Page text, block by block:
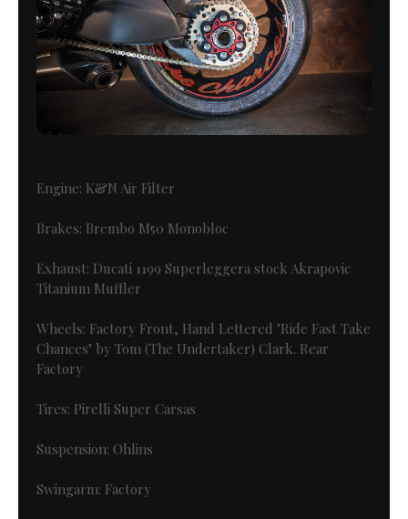
Engine: K&N Air Filter
Brakes: Brembo M50 Monobloc
Exhaust: Ducati 1199 Superleggera stock Akrapovic
Titanium Muffler
Wheels: Factory Front, Hand Lettered "Ride Fast Take
Chances" by Tom (The Undertaker) Clark. Rear
Factory
Tires: Pirelli Super Carsas
Suspension: Ohlins
Swingarm: Factory